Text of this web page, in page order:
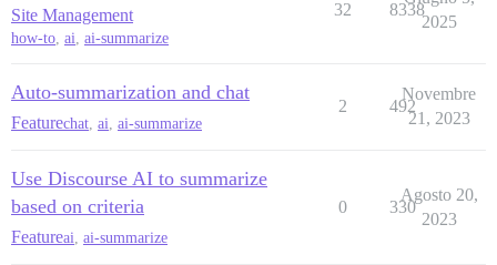
Site Management
how-to, ai, ai-summarize
32 8338
2025
Auto-summarization and chat
Featurechat ai ai-summarize
2 492
Novembre
21, 2023
Use Discourse AI to summarize
based on criteria
Featureai ai-summarize
0 330
Agosto 20,
2023